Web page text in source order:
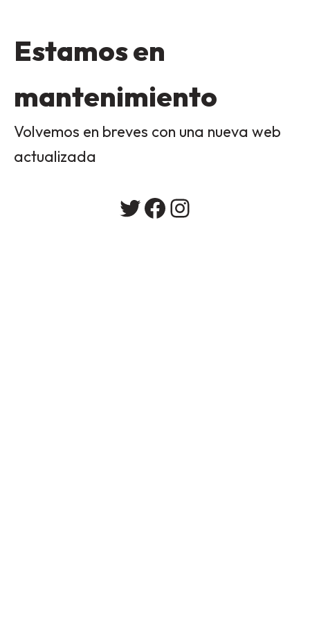
Estamos en
mantenimiento
Volvemos en breves con una nueva web
actualizada
Twitter
Facebook
Instagram